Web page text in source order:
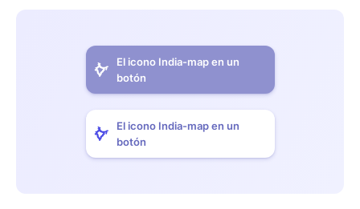
El icono India-map en un
botón
El icono India-map en un
botón